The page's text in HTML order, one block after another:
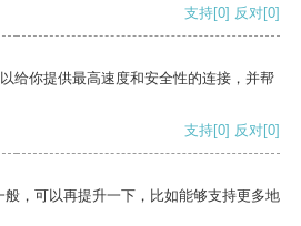
支持[0] 反对[0]
给你提供最高速度和安全性的连接，并帮
支持[0] 反对[0]
，可以再提升一下，比如能够支持更多地